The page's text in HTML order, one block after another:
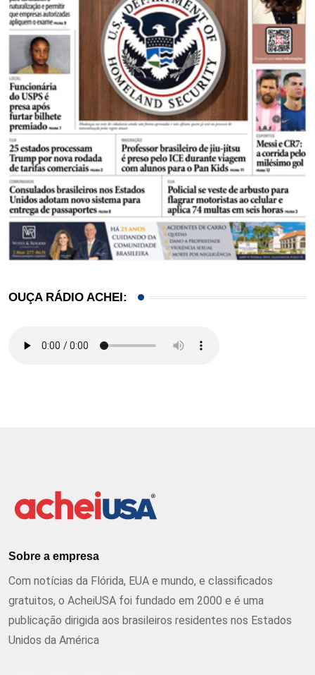
OUÇA RÁDIO ACHEI:
Sobre a empresa
Com notícias da Flórida, EUA e mundo, e classificados
gratuitos, o AcheiUSA foi fundado em 2000 e é uma
publicação dirigida aos brasileiros residentes nos Estados
Unidos da América